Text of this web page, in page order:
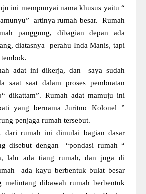
ini mempunyai nama khusus yaitu “
artinya rumah besar. Rumah
panggung, dibagian depan ada
diatasnya perahu Inda Manis, tapi
tembok.
adat ini dikerja, dan saya sudah
saat saat dalam proses pembuatan
dikattam”. Rumah adat mamuju ini
yang bernama Juritno Kolonel ”
penjaga rumah tersebut.
dari rumah ini dimulai bagian dasar
disebut dengan “pondasi rumah “
lalu ada tiang rumah, dan juga di
ada kayu berbentuk bulat besar
melintang dibawah rumah berbentuk